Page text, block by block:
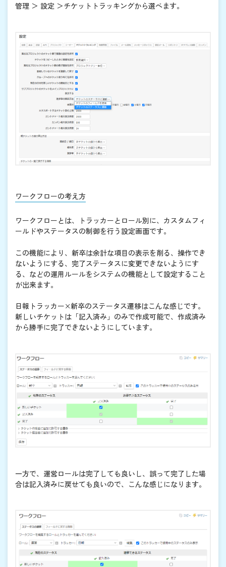
管理 ＞ 設定 ＞チケットトラッキングから選べます。
ワークフローの考え方
ワークフローとは、トラッカーとロール別に、カスタムフィ
ールドやステータスの制御を行う設定画面です。
この機能により、新卒は余計な項目の表示を削る、操作でき
ないようにする、完了ステータスに変更できないようにす
る、などの運用ルールをシステムの機能として設定すること
が出来ます。
日報トラッカー×新卒のステータス遷移はこんな感じです。
新しいチケットは「記入済み」のみで作成可能で、作成済み
から勝手に完了できないようにしています。
一方で、運営ロールは完了しても良いし、誤って完了した場
合は記入済みに戻せても良いので、こんな感じになります。